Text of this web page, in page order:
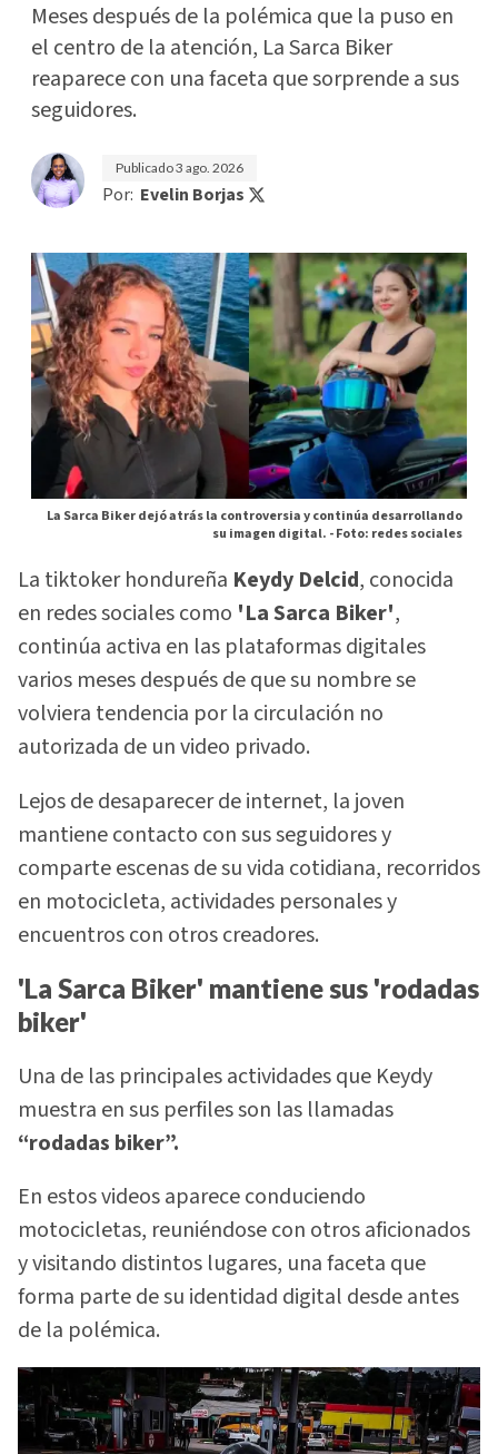
Meses después de la polémica que la puso en
el centro de la atención, La Sarca Biker
reaparece con una faceta que sorprende a sus
seguidores.
Publicado3 ago. 2026
Por: Evelin Borjas
La Sarca Biker dejó atrás la controversia y continúa desarrollando
su imagen digital. -Foto: redes sociales
La tiktoker hondureña Keydy Delcid, conocida
en redes sociales como 'La Sarca Biker',
continúa activa en las plataformas digitales
varios meses después de que su nombre se
volviera tendencia por la circulación no
autorizada de un video privado.
Lejos de desaparecer de internet, la joven
mantiene contacto con sus seguidores y
comparte escenas de su vida cotidiana, recorridos
en motocicleta, actividades personales y
encuentros con otros creadores.
'La Sarca Biker' mantiene sus 'rodadas
biker'
Una de las principales actividades que Keydy
muestra en sus perfiles son las llamadas
“rodadas biker”.
En estos videos aparece conduciendo
motocicletas, reuniéndose con otros aficionados
y visitando distintos lugares, una faceta que
forma parte de su identidad digital desde antes
de la polémica.